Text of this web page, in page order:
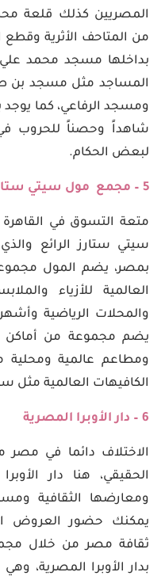
المصريين كذلك قلعة
من المتاحف الأثرية وقطع
بداخلها مسجد محمد
المساجد مثل مسجد
ومسجد الرفاعي، كما يوجد
شاهداً وحصناً للحروب
لبعض الحكام.
5 – مجمع مول سيتي ستارز بالقاهرة
متعة التسوق في
سيتي ستارز الرائع
بمصر، يضم المول
العالمية للأزياء
والمحلات الرياضية وأشهر
يضم مجموعة من أماكن
ومطاعم عالمية
الكافيهات العالمية مثل
6 – دار الأوبرا المصرية
الاختلاف دائما في مصر
الحقيقي، هنا دار
ومعارضها الثقافية
يمكنك حضور العروض
ثقافة مصر من خلال
بدار الأوبرا المصرية،